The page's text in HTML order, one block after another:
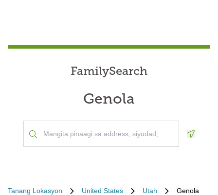
FamilySearch
Genola
Tanang Lokasyon United States Utah Genola